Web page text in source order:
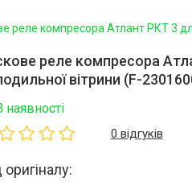
реле компресора Атлант РКТ 3
реле компресора
вітрини (F-
наявності
0 відгуків
оригіналу: